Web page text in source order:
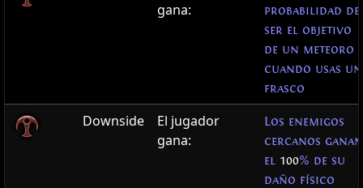
gana:
probabilidad de
ser el objetivo
de un meteoro
cuando usas un
frasco
Downside
El jugador
gana:
Los enemigos
cercanos ganan
el 100% de su
daño físico